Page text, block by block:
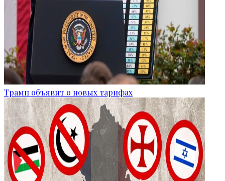
Трамп объявит о новых тарифах